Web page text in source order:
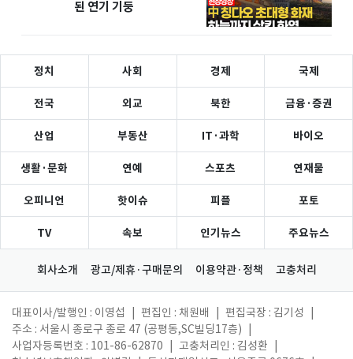
된 연기 기둥
정치 사회 경제 국제
전국 외교 북한 금융·증권
산업 부동산 IT·과학 바이오
생활·문화 연예 스포츠 연재물
오피니언 핫이슈 피플 포토
TV 속보 인기뉴스 주요뉴스
회사소개 광고/제휴·구매문의 이용약관·정책 고충처리
대표이사/발행인 : 이영섭 편집인 : 채원배 편집국장 : 김기성
주소 : 서울시 종로구 종로 47 (공평동,SC빌딩17층)
사업자등록번호 : 101-86-62870
고충처리인 : 김성환